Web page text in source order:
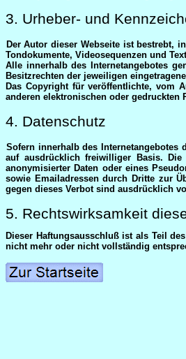
3. Urheber- und
Der Autor dieser Webseite ist bestrebt,
Tondokumente, Videosequenzen und
Alle innerhalb des Internetangebotes
Besitzrechten der jeweiligen
Das Copyright für veröffentlichte, vom
anderen elektronischen oder
4. Datenschutz
Sofern innerhalb des Internetangebotes
auf ausdrücklich freiwilliger Basis.
anonymisierter Daten oder eines
sowie Emailadressen durch Dritte zur
gegen dieses Verbot sind ausdrücklich
5. Rechtswirksamkeit
Dieser Haftungsausschluß ist als Teil
nicht mehr oder nicht vollständig